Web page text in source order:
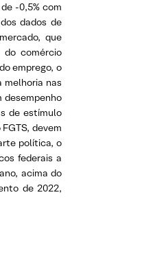
-0,5% com
dados de
que
do comércio
emprego, o
melhoria nas
desempenho
de estímulo
devem
política, o
federais a
acima do
de 2022,